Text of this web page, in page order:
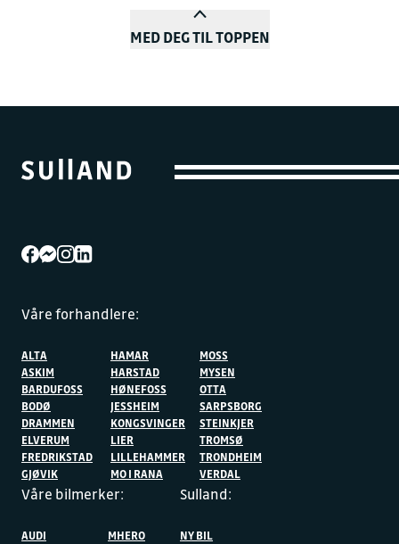
MED DEG TIL TOPPEN
Våre forhandlere:
ALTA
ASKIM
BARDUFOSS
BODØ
DRAMMEN
ELVERUM
FREDRIKSTAD
GJØVIK
HAMAR
HARSTAD
HØNEFOSS
JESSHEIM
KONGSVINGER
LIER
LILLEHAMMER
MO I RANA
MOSS
MYSEN
OTTA
SARPSBORG
STEINKJER
TROMSØ
TRONDHEIM
VERDAL
Våre bilmerker:
AUDI
MHERO
Sulland:
NY BIL